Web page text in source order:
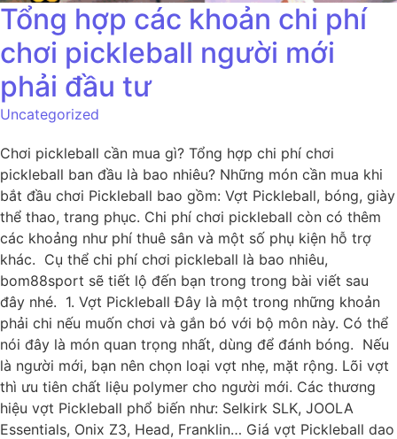
Tổng hợp các khoản chi phí
chơi pickleball người mới
phải đầu tư
Uncategorized
Chơi pickleball cần mua gì? Tổng hợp chi phí chơi
pickleball ban đầu là bao nhiêu? Những món cần mua khi
bắt đầu chơi Pickleball bao gồm: Vợt Pickleball, bóng, giày
thể thao, trang phục. Chi phí chơi pickleball còn có thêm
các khoảng như phí thuê sân và một số phụ kiện hỗ trợ
khác. Cụ thể chi phí chơi pickleball là bao nhiêu,
bom88sport sẽ tiết lộ đến bạn trong trong bài viết sau
đây nhé. 1. Vợt Pickleball Đây là một trong những khoản
phải chi nếu muốn chơi và gắn bó với bộ môn này. Có thể
nói đây là món quan trọng nhất, dùng để đánh bóng. Nếu
là người mới, bạn nên chọn loại vợt nhẹ, mặt rộng. Lõi vợt
thì ưu tiên chất liệu polymer cho người mới. Các thương
hiệu vợt Pickleball phổ biến như: Selkirk SLK, JOOLA
Essentials, Onix Z3, Head, Franklin… Giá vợt Pickleball dao